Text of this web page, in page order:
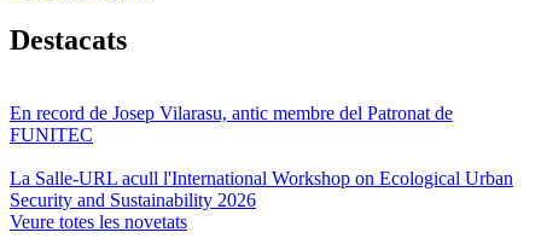
Destacats
En record de Josep Vilarasu, antic membre del Patronat de
FUNITEC
La Salle-URL acull l'International Workshop on Ecological Urban
Security and Sustainability 2026
Veure totes les novetats